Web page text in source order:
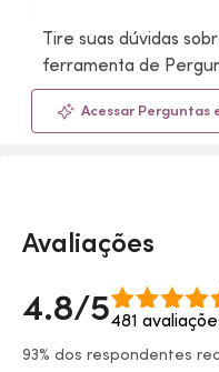
Tire suas dúvidas
ferramenta de
Acessar Perguntas
Avaliações
4.8/5481
93% dos respondentes